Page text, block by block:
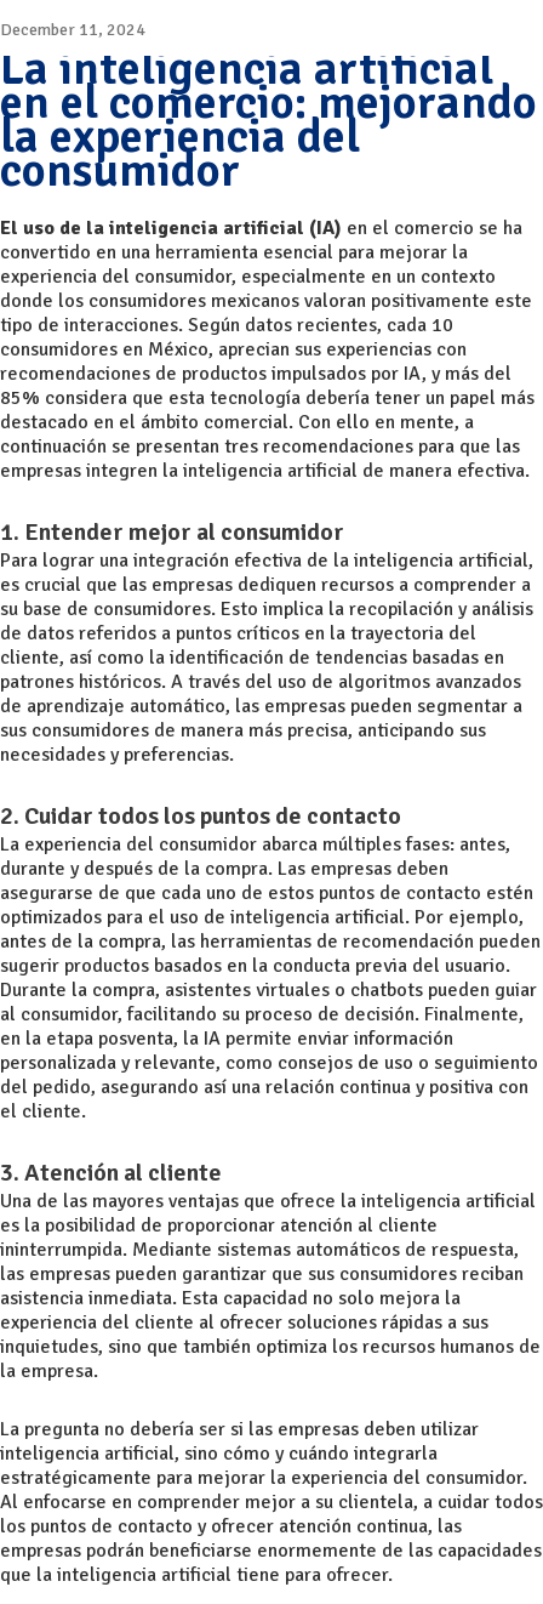
December 11, 2024
La inteligencia artificial
en el comercio: mejorando
la experiencia del
consumidor
El uso de la inteligencia artificial (IA) en el comercio se ha
convertido en una herramienta esencial para mejorar la
experiencia del consumidor, especialmente en un contexto
donde los consumidores mexicanos valoran positivamente este
tipo de interacciones. Según datos recientes, cada 10
consumidores en México, aprecian sus experiencias con
recomendaciones de productos impulsados por IA, y más del
85% considera que esta tecnología debería tener un papel más
destacado en el ámbito comercial. Con ello en mente, a
continuación se presentan tres recomendaciones para que las
empresas integren la inteligencia artificial de manera efectiva.
1. Entender mejor al consumidor
Para lograr una integración efectiva de la inteligencia artificial,
es crucial que las empresas dediquen recursos a comprender a
su base de consumidores. Esto implica la recopilación y análisis
de datos referidos a puntos críticos en la trayectoria del
cliente, así como la identificación de tendencias basadas en
patrones históricos. A través del uso de algoritmos avanzados
de aprendizaje automático, las empresas pueden segmentar a
sus consumidores de manera más precisa, anticipando sus
necesidades y preferencias.
2. Cuidar todos los puntos de contacto
La experiencia del consumidor abarca múltiples fases: antes,
durante y después de la compra. Las empresas deben
asegurarse de que cada uno de estos puntos de contacto estén
optimizados para el uso de inteligencia artificial. Por ejemplo,
antes de la compra, las herramientas de recomendación pueden
sugerir productos basados en la conducta previa del usuario.
Durante la compra, asistentes virtuales o chatbots pueden guiar
al consumidor, facilitando su proceso de decisión. Finalmente,
en la etapa posventa, la IA permite enviar información
personalizada y relevante, como consejos de uso o seguimiento
del pedido, asegurando así una relación continua y positiva con
el cliente.
3. Atención al cliente
Una de las mayores ventajas que ofrece la inteligencia artificial
es la posibilidad de proporcionar atención al cliente
ininterrumpida. Mediante sistemas automáticos de respuesta,
las empresas pueden garantizar que sus consumidores reciban
asistencia inmediata. Esta capacidad no solo mejora la
experiencia del cliente al ofrecer soluciones rápidas a sus
inquietudes, sino que también optimiza los recursos humanos de
la empresa.
La pregunta no debería ser si las empresas deben utilizar
inteligencia artificial, sino cómo y cuándo integrarla
estratégicamente para mejorar la experiencia del consumidor.
Al enfocarse en comprender mejor a su clientela, a cuidar todos
los puntos de contacto y ofrecer atención continua, las
empresas podrán beneficiarse enormemente de las capacidades
que la inteligencia artificial tiene para ofrecer.